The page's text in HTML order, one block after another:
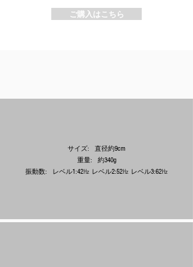
ご購入はこちら
サイズ: 直径約9cm
重量: 約340g
振動数: レベル1:42㎐ レベル2:52㎐ レベル3:62㎐